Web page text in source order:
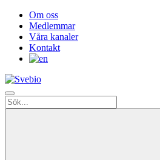
Om oss
Medlemmar
Våra kanaler
Kontakt